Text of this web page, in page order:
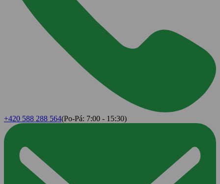
+420 588 288 564(Po-Pá: 7:00 - 15:30)